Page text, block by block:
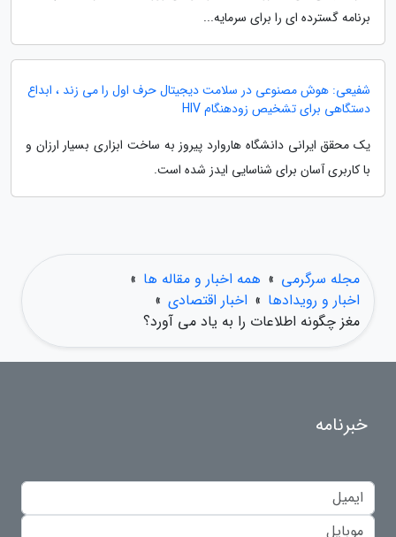
برنامه گسترده ای را برای سرمایه...
شفیعی: هوش مصنوعی در سلامت دیجیتال حرف اول را می زند ، ابداع
دستگاهی برای تشخیص زودهنگام HIV
یک محقق ایرانی دانشگاه هاروارد پیروز به ساخت ابزاری بسیار ارزان و
با کاربری آسان برای شناسایی ایدز شده است.
مجله سرگرمی » همه اخبار و مقاله ها »
اخبار و رویدادها » اخبار اقتصادی »
مغز چگونه اطلاعات را به یاد می آورد؟
خبرنامه